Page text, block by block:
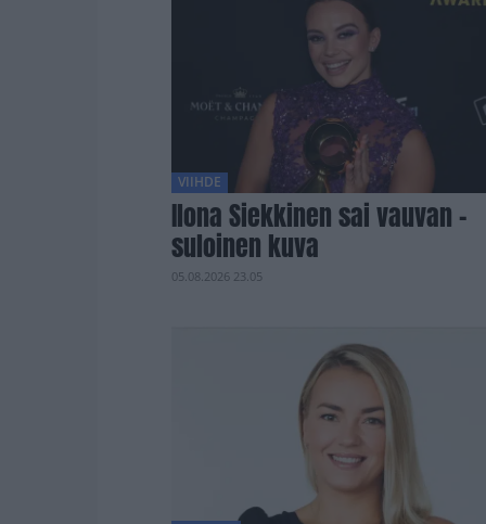
VIIHDE
Ilona Siekkinen sai vauvan –
suloinen kuva
05.08.2026 23.05